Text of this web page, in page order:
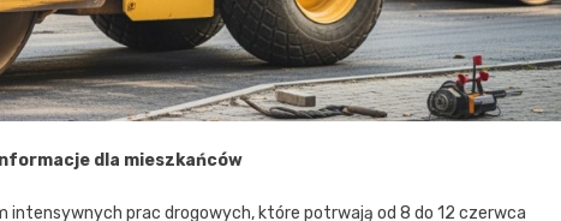
dla mieszkańców
prac drogowych, które potrwają od 8 do 12 czerwca